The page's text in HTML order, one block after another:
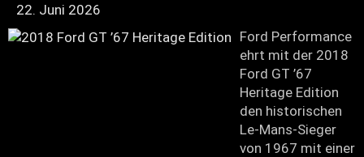
22. Juni 2026
Ford Performance
ehrt mit der 2018
Ford GT ’67
Heritage Edition
den historischen
Le-Mans-Sieger
von 1967 mit einer